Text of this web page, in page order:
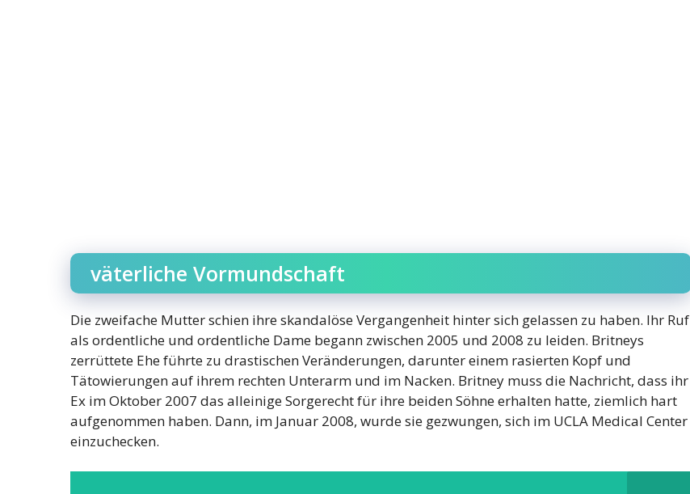
väterliche Vormundschaft
Die zweifache Mutter schien ihre skandalöse Vergangenheit hinter sich gelassen zu haben. Ihr Ruf
als ordentliche und ordentliche Dame begann zwischen 2005 und 2008 zu leiden. Britneys
zerrüttete Ehe führte zu drastischen Veränderungen, darunter einem rasierten Kopf und
Tätowierungen auf ihrem rechten Unterarm und im Nacken. Britney muss die Nachricht, dass ihr
Ex im Oktober 2007 das alleinige Sorgerecht für ihre beiden Söhne erhalten hatte, ziemlich hart
aufgenommen haben. Dann, im Januar 2008, wurde sie gezwungen, sich im UCLA Medical Center
einzuchecken.